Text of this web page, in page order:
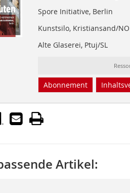
Spore Initiative, Berlin
Kunstsilo, Kristiansand/NO
Alte Glaserei, Ptuj/SL
Abonnement
Artikel: